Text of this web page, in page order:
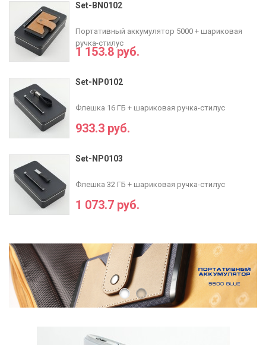
Set-BN0102
Портативный аккумулятор 5000 + шариковая
ручка-стилус
1 153.8 руб.
Set-NP0102
Флешка 16 ГБ + шариковая ручка-стилус
933.3 руб.
Set-NP0103
Флешка 32 ГБ + шариковая ручка-стилус
1 073.7 руб.